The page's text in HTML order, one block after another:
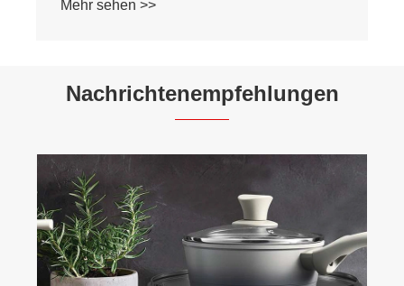
Nachrichtenempfehlungen
Wie verbessert eine Wok-Pfanne aus
Aluminium mit antihaftbeschichtetem CD-
Boden die Bratleistung?
Mehr sehen >>